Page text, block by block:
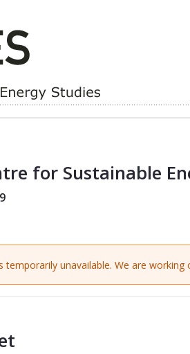
for Sustainable
temporarily unavailable. We are working